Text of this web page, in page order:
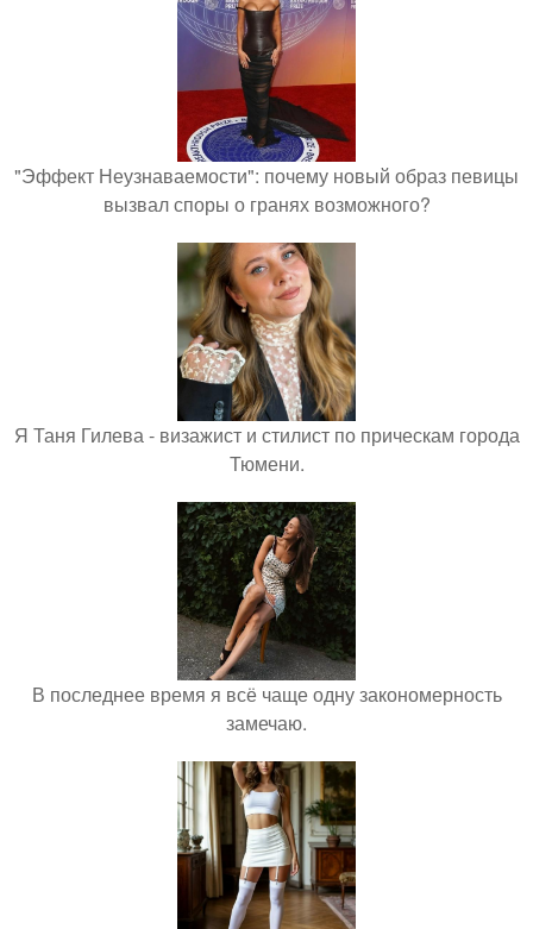
"Эффект Неузнаваемости": почему новый образ певицы
вызвал споры о гранях возможного?
Я Таня Гилева - визажист и стилист по прическам города
Тюмени.
В последнее время я всё чаще одну закономерность
замечаю.